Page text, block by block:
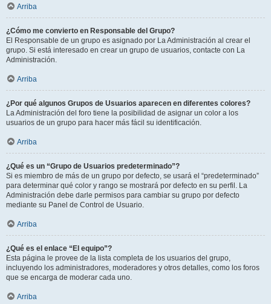
Arriba
¿Cómo me convierto en Responsable del Grupo?
El Responsable de un grupo es asignado por La Administración al crear el
grupo. Si está interesado en crear un grupo de usuarios, contacte con La
Administración.
Arriba
¿Por qué algunos Grupos de Usuarios aparecen en diferentes colores?
La Administración del foro tiene la posibilidad de asignar un color a los
usuarios de un grupo para hacer más fácil su identificación.
Arriba
¿Qué es un “Grupo de Usuarios predeterminado”?
Si es miembro de más de un grupo por defecto, se usará el “predeterminado”
para determinar qué color y rango se mostrará por defecto en su perfil. La
Administración debe darle permisos para cambiar su grupo por defecto
mediante su Panel de Control de Usuario.
Arriba
¿Qué es el enlace “El equipo”?
Esta página le provee de la lista completa de los usuarios del grupo,
incluyendo los administradores, moderadores y otros detalles, como los foros
que se encarga de moderar cada uno.
Arriba